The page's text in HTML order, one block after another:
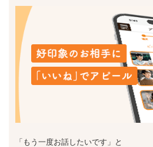
「もう一度お話したいです」と